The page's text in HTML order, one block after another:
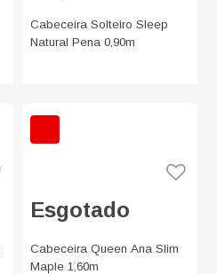
Cabeceira Solteiro Sleep
Natural Pena 0,90m
Esgotado
Cabeceira Queen Ana Slim
Maple 1,60m